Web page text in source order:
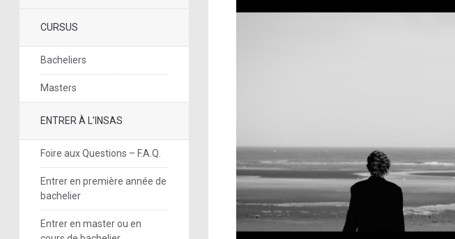
CURSUS
Bacheliers
Masters
ENTRER À L’INSAS
Foire aux Questions – F.A.Q.
Entrer en première année de
bachelier
Entrer en master ou en